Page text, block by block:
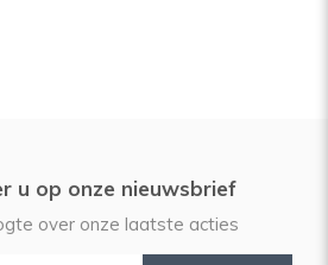
u op onze nieuwsbrief
over onze laatste acties